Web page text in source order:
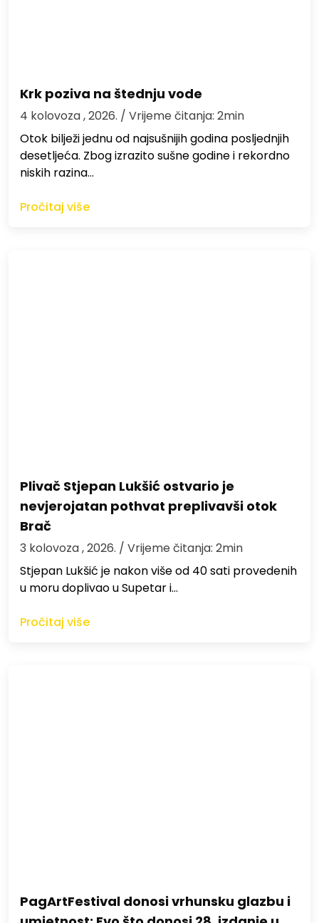
Krk poziva na štednju vode
4 kolovoza , 2026. / Vrijeme čitanja: 2min
Otok bilježi jednu od najsušnijih godina posljednjih
desetljeća. Zbog izrazito sušne godine i rekordno
niskih razina…
Pročitaj više
Plivač Stjepan Lukšić ostvario je
nevjerojatan pothvat preplivavši otok
Brač
3 kolovoza , 2026. / Vrijeme čitanja: 2min
St​jepan Lukšić je nakon više od 40 sati provedenih
u moru doplivao u Supetar i…
Pročitaj više
PagArtFestival donosi vrhunsku glazbu i